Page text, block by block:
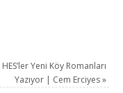
HES’ler Yeni Köy Romanları
Yazıyor | Cem Erciyes»